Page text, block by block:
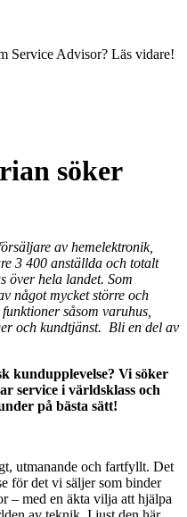
Service Advisor? Läs vidare!
söker
av hemelektronik,
3 400 anställda och totalt
över hela landet. Som
något mycket större och
såsom varuhus,
och kundtjänst. Bli en del av
kundupplevelse? Vi söker
service i världsklass och
på bästa sätt!
utmanande och fartfyllt. Det
för det vi säljer som binder
– med en äkta vilja att hjälpa